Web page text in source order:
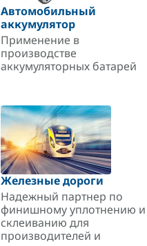
Автомобильный
аккумулятор
Применение в
производстве
аккумуляторных батарей
Железные дороги
Надежный партнер по
финишному уплотнению и
склеиванию для
производителей и